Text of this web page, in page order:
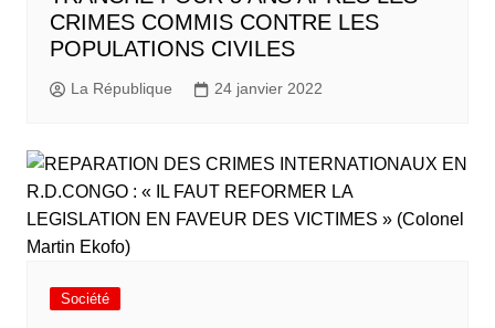
CRIMES COMMIS CONTRE LES
POPULATIONS CIVILES
La République 24 janvier 2022
Société